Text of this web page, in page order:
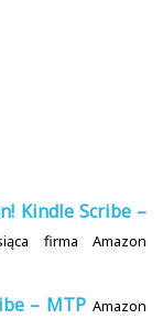
Kindle Scribe –
firma Amazon
– MTP Amazon